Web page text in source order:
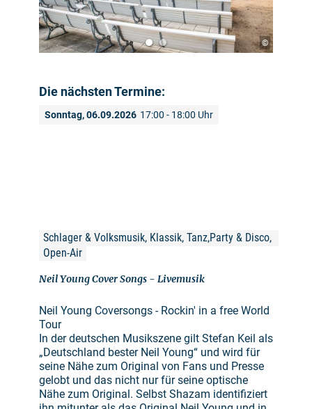
©
Die nächsten Termine:
Sonntag, 06.09.2026 17:00 - 18:00 Uhr
Schlager & Volksmusik, Klassik, Tanz,Party & Disco,
Open-Air
Neil Young Cover Songs - Livemusik
Neil Young Coversongs - Rockin' in a free World
Tour
In der deutschen Musikszene gilt Stefan Keil als
„Deutschland bester Neil Young“ und wird für
seine Nähe zum Original von Fans und Presse
gelobt und das nicht nur für seine optische
Nähe zum Original. Selbst Shazam identifiziert